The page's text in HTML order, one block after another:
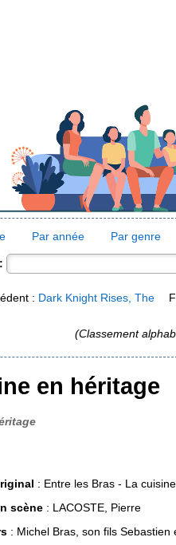
Par année Par genre
: Dark Knight Rises, The
(Classement
en héritage
: Entre les Bras - La
scène : LACOSTE, Pierre
: Michel Bras, son fils Sebastien